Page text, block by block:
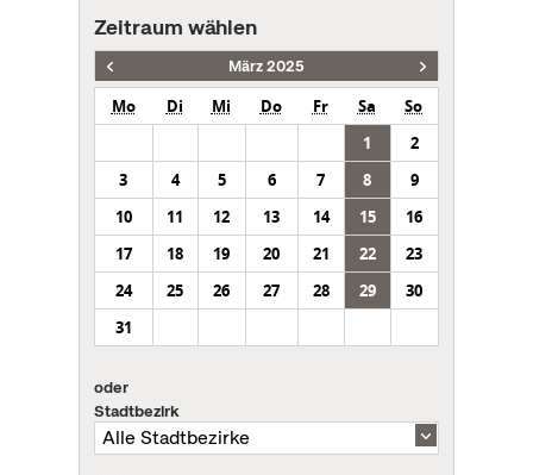
Zeitraum wählen
März 2025
Mo Di Mi Do Fr Sa
So
1
2
3
4 5 6 7 8
9
10
11 12 13 14 15
16
17
18 19 20 21 22
23
24
25 26 27 28 29
30
31
oder
Stadtbezirk